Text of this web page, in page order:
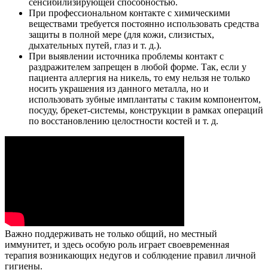
сенсибилизирующей способностью.
При профессиональном контакте с химическими
веществами требуется постоянно использовать средства
защиты в полной мере (для кожи, слизистых,
дыхательных путей, глаз и т. д.).
При выявлении источника проблемы контакт с
раздражителем запрещен в любой форме. Так, если у
пациента аллергия на никель, то ему нельзя не только
носить украшения из данного металла, но и
использовать зубные имплантаты с таким компонентом,
посуду, брекет-системы, конструкции в рамках операций
по восстановлению целостности костей и т. д.
Важно поддерживать не только общий, но местный
иммунитет, и здесь особую роль играет своевременная
терапия возникающих недугов и соблюдение правил личной
гигиены.